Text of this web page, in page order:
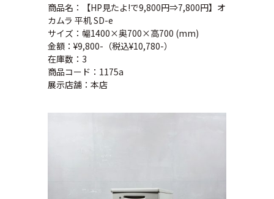
商品名：【HP見たよ!で9,800円⇒7,800円】オ
カムラ 平机 SD-e
サイズ：幅1400×奥700×高700 (mm)
金額：¥9,800-（税込¥10,780-）
在庫数：3
商品コード：1175a
展示店舗：本店